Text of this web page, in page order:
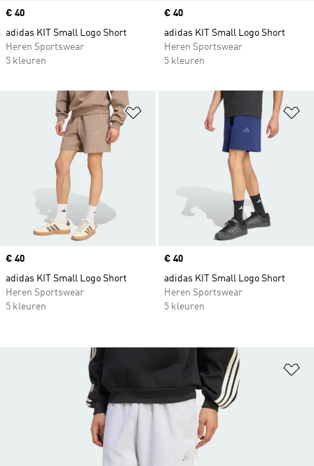
Price
€ 40
adidas KIT Small Logo Short
Heren Sportswear
5 kleuren
Price
€ 40
adidas KIT Small Logo Short
Heren Sportswear
5 kleuren
Op verlanglijst zetten
Price
€ 40
adidas KIT Small Logo Short
Heren Sportswear
5 kleuren
Price
€ 40
adidas KIT Small Logo Short
Heren Sportswear
5 kleuren